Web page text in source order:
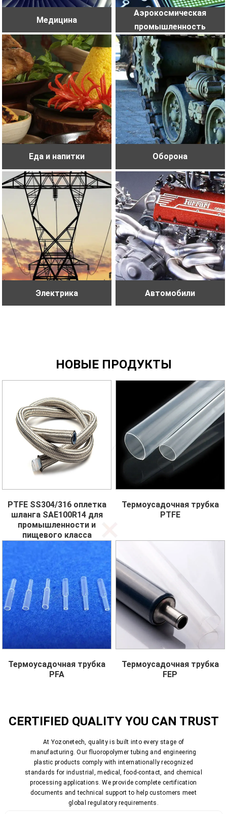
Медицина
Аэрокосмическая
промышленность
Еда и напитки Оборона
Электрика Автомобили
НОВЫЕ ПРОДУКТЫ
PTFE SS304/316 оплетка
шланга SAE100R14 для
промышленности и
пищевого класса
Термоусадочная трубка
PTFE
Термоусадочная трубка
PFA
Термоусадочная трубка
FEP
CERTIFIED QUALITY YOU CAN TRUST
At Yozonetech, quality is built into every stage of
manufacturing. Our fluoropolymer tubing and engineering
plastic products comply with internationally recognized
standards for industrial, medical, food-contact, and chemical
processing applications. We provide complete certification
documents and technical support to help customers meet
global regulatory requirements.